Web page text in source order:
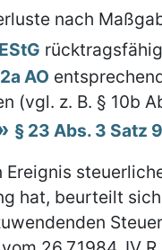
nach
AO
(vgl. z. B. § 10b
§ 23 Abs. 3 Satz
Ereignis
hat, beurteilt